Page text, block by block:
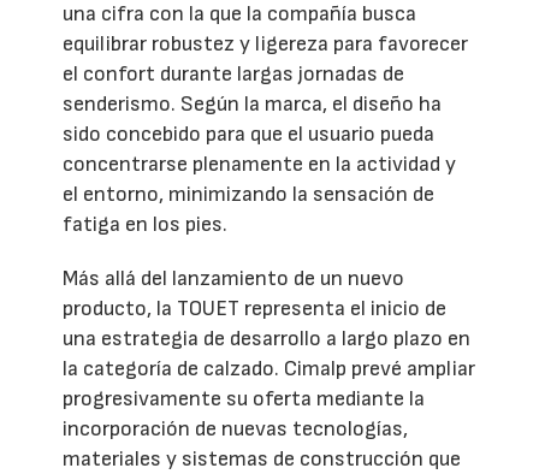
una cifra con la que la compañía busca
equilibrar robustez y ligereza para favorecer
el confort durante largas jornadas de
senderismo. Según la marca, el diseño ha
sido concebido para que el usuario pueda
concentrarse plenamente en la actividad y
el entorno, minimizando la sensación de
fatiga en los pies.
Más allá del lanzamiento de un nuevo
producto, la TOUET representa el inicio de
una estrategia de desarrollo a largo plazo en
la categoría de calzado. Cimalp prevé ampliar
progresivamente su oferta mediante la
incorporación de nuevas tecnologías,
materiales y sistemas de construcción que